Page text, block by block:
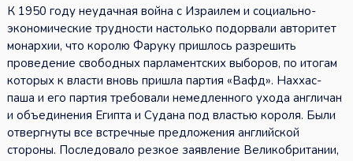
К 1950 году неудачная война с Израилем и социально-
экономические трудности настолько подорвали авторитет
монархии, что королю Фаруку пришлось разрешить
проведение свободных парламентских выборов, по итогам
которых к власти вновь пришла партия «Вафд». Наххас-
паша и его партия требовали немедленного ухода англичан
и объединения Египта и Судана под властью короля. Были
отвергнуты все встречные предложения английской
стороны. Последовало резкое заявление Великобритании,